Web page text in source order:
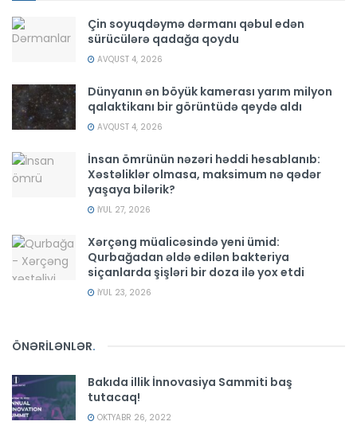
Çin soyuqdəymə dərmanı qəbul edən
sürücülərə qadağa qoydu
AVQUST 4, 2026
Dünyanın ən böyük kamerası yarım milyon
qalaktikanı bir görüntüdə qeydə aldı
AVQUST 4, 2026
İnsan ömrünün nəzəri həddi hesablanıb:
Xəstəliklər olmasa, maksimum nə qədər
yaşaya bilərik?
İYUL 27, 2026
Xərçəng müalicəsində yeni ümid:
Qurbağadan əldə edilən bakteriya
siçanlarda şişləri bir doza ilə yox etdi
İYUL 23, 2026
ÖNƏRİLƏNLƏR.
Bakıda illik İnnovasiya Sammiti baş
tutacaq!
OKTYABR 26, 2022